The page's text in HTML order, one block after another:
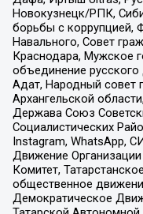
Новокузнецк/РПК,
борьбы с коррупцией,
Навального, Совет
Краснодара, Мужское
объединение
Адат, Народный совет
Архангельской
Держава Союз
Социалистических
Instagram, WhatsApp,
Движение
Комитет,
общественное
Демократическое